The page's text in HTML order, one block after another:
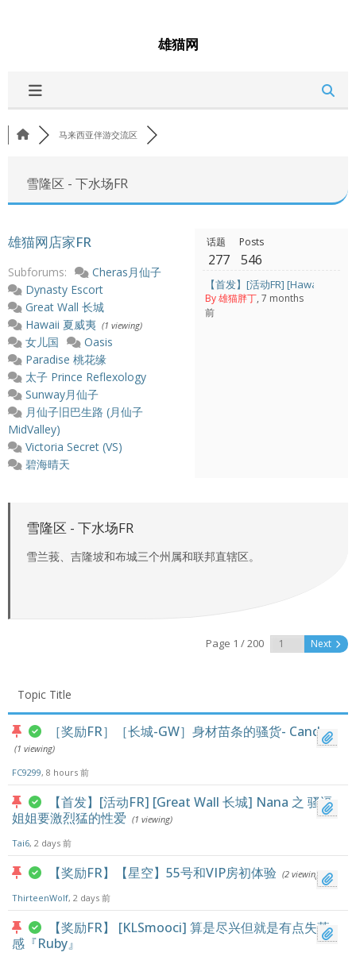
雄猫网
马来西亚伴游交流区
雪隆区 - 下水场FR
雄猫网店家FR
Subforums:
Cheras月仙子
Dynasty Escort
Great Wall 长城
Hawaii 夏威夷 (1 viewing)
女儿国
Oasis
Paradise 桃花缘
太子 Prince Reflexology
Sunway月仙子
月仙子旧巴生路 (月仙子
MidValley)
Victoria Secret (VS)
碧海晴天
话题
277
Posts
546
【首发】[活动FR] [Hawaii] 敏
By 雄猫胖丁, 7 months
前
雪隆区 - 下水场FR
雪兰莪、吉隆坡和布城三个州属和联邦直辖区。
Page 1 / 200 Next
Topic Title
［奖励FR］［长城-GW］身材苗条的骚货- Candy
(1 viewing)
FC9299, 8 hours 前
【首发】[活动FR] [Great Wall 长城] Nana 之 骚逼
姐姐要激烈猛的性爱 (1 viewing)
Tai6, 2 days 前
【奖励FR】【星空】55号和VIP房初体验 (2 viewing)
ThirteenWolf, 2 days 前
【奖励FR】 [KLSmooci] 算是尽兴但就是有点失落
感『Ruby』